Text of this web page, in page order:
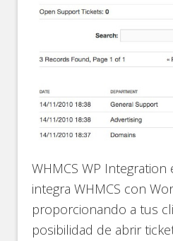
WHMCS WP
integra WHMCS con
proporcionando a tus
posibilidad de abrir